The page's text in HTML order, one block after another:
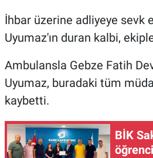
İhbar üzerine adliyeye sevk
Uyumaz'ın duran kalbi,
Ambulansla Gebze Fatih
Uyumaz, buradaki tüm
kaybetti.
BİK